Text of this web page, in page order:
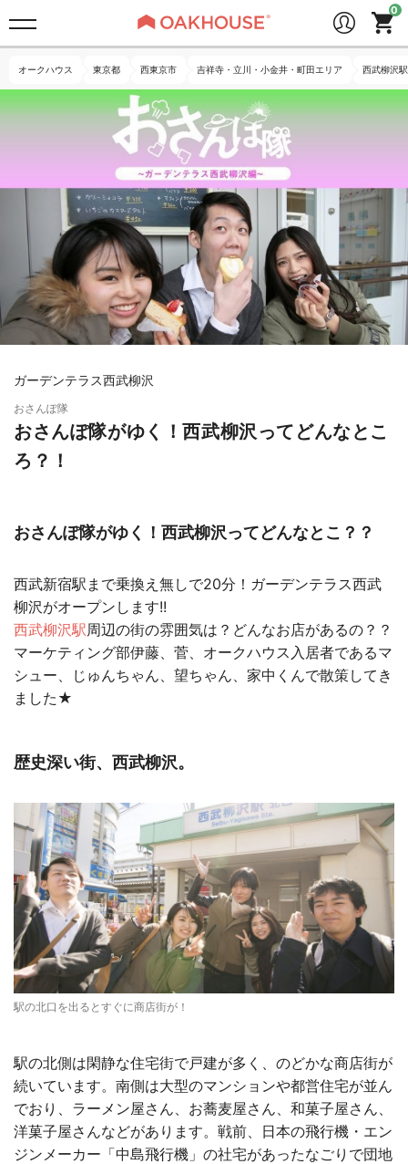
オークハウス 東京都 西東京市 吉祥寺・立川・小金井・町田エリア 西武柳沢駅
ガーデンテラス西武柳沢
おさんぽ隊
おさんぽ隊がゆく！西武柳沢ってどんなとこ
ろ？！
おさんぽ隊がゆく！西武柳沢ってどんなとこ？？
西武新宿駅まで乗換え無しで20分！ガーデンテラス西武
柳沢がオープンします!!
西武柳沢駅周辺の街の雰囲気は？どんなお店があるの？？
マーケティング部伊藤、菅、オークハウス入居者であるマ
シュー、じゅんちゃん、望ちゃん、家中くんで散策してき
ました★
歴史深い街、西武柳沢。
駅の北口を出るとすぐに商店街が！
駅の北側は閑静な住宅街で戸建が多く、のどかな商店街が
続いています。南側は大型のマンションや都営住宅が並ん
でおり、ラーメン屋さん、お蕎麦屋さん、和菓子屋さん、
洋菓子屋さんなどがあります。戦前、日本の飛行機・エン
ジンメーカー「中島飛行機」の社宅があったなごりで団地